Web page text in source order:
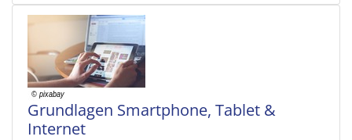
Grundlagen Smartphone, Tablet &
Internet